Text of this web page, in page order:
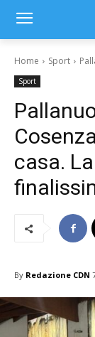
Home Sport
Sport
casa.
By Redazione CDN